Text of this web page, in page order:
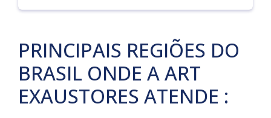
PRINCIPAIS REGIÕES DO
BRASIL ONDE A ART
EXAUSTORES ATENDE :